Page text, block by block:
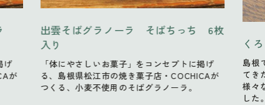
枚
げ
が
くろもじ3種アソートセット 各2袋入り
島根で古来より貴重な健康茶として飲み継がれ
てきたくろもじ茶。その高貴な香りをベースに
様々なシーンを彩る3種の味わいを取り揃えま
く
島根
てき
様々
した